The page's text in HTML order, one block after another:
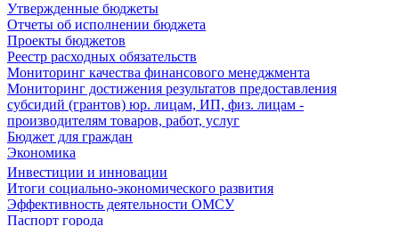
Утвержденные бюджеты
Отчеты об исполнении бюджета
Проекты бюджетов
Реестр расходных обязательств
Мониторинг качества финансового менеджмента
Мониторинг достижения результатов предоставления
субсидий (грантов) юр. лицам, ИП, физ. лицам -
производителям товаров, работ, услуг
Бюджет для граждан
Экономика
Инвестиции и инновации
Итоги социально-экономического развития
Эффективность деятельности ОМСУ
Паспорт города